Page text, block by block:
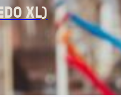
XL)